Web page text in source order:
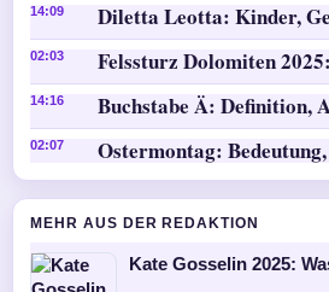
14:09 Diletta Leotta: Kinder,
02:03 Felssturz Dolomiten
14:16 Buchstabe Ä: Definition,
02:07 Ostermontag:
MEHR AUS DER REDAKTION
Kate Gosselin 2025: